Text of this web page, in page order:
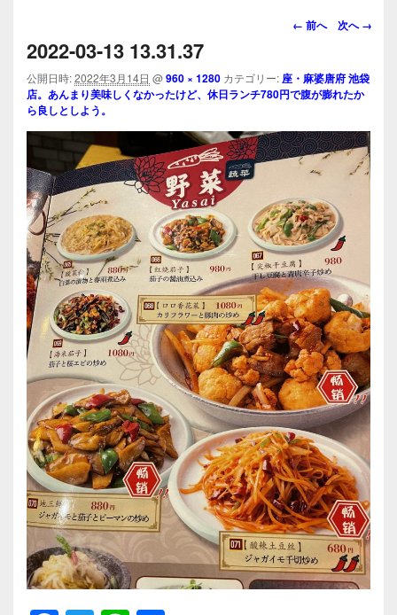
画
ビ
ゲ
シ
ョ
← 前へ 次へ →
2022-03-13 13.31.37
公開日時:2022年3月14日 @960 × 1280 カテゴリー:座・麻婆唐府 池袋
店。あんまり美味しくなかったけど、休日ランチ780円で腹が膨れたか
ら良しとしよう。